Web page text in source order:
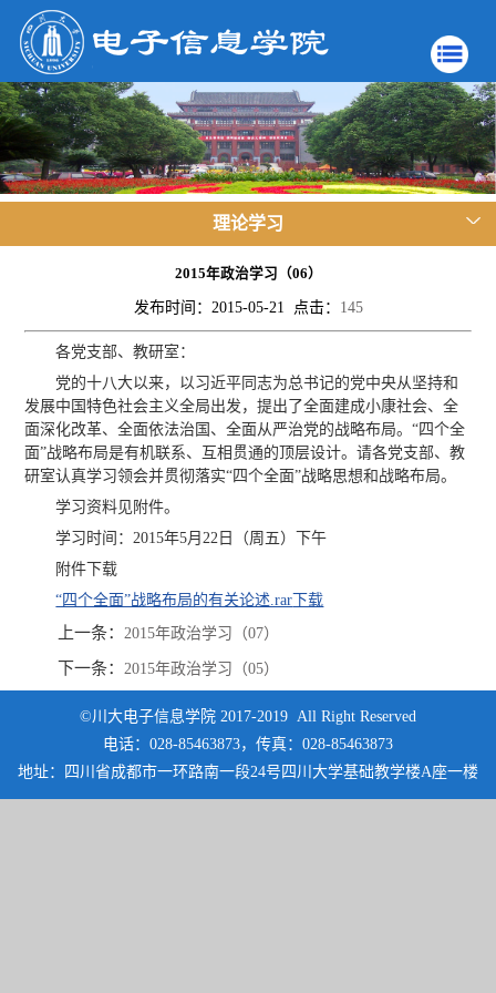
理论学习
2015年政治学习（06）
发布时间：2015-05-21 点击： 145
各党支部、教研室：
党的十八大以来，以习近平同志为总书记的党中央从坚持和
发展中国特色社会主义全局出发，提出了全面建成小康社会、全
面深化改革、全面依法治国、全面从严治党的战略布局。“四个全
面”战略布局是有机联系、互相贯通的顶层设计。请各党支部、教
研室认真学习领会并贯彻落实“四个全面”战略思想和战略布局。
学习资料见附件。
学习时间：2015年5月22日（周五）下午
附件下载
“四个全面”战略布局的有关论述.rar 下载
上一条： 2015年政治学习（07）
下一条： 2015年政治学习（05）
©川大电子信息学院 2017-2019 All Right Reserved
电话：028-85463873，传真：028-85463873
地址：四川省成都市一环路南一段24号四川大学基础教学楼A座一楼